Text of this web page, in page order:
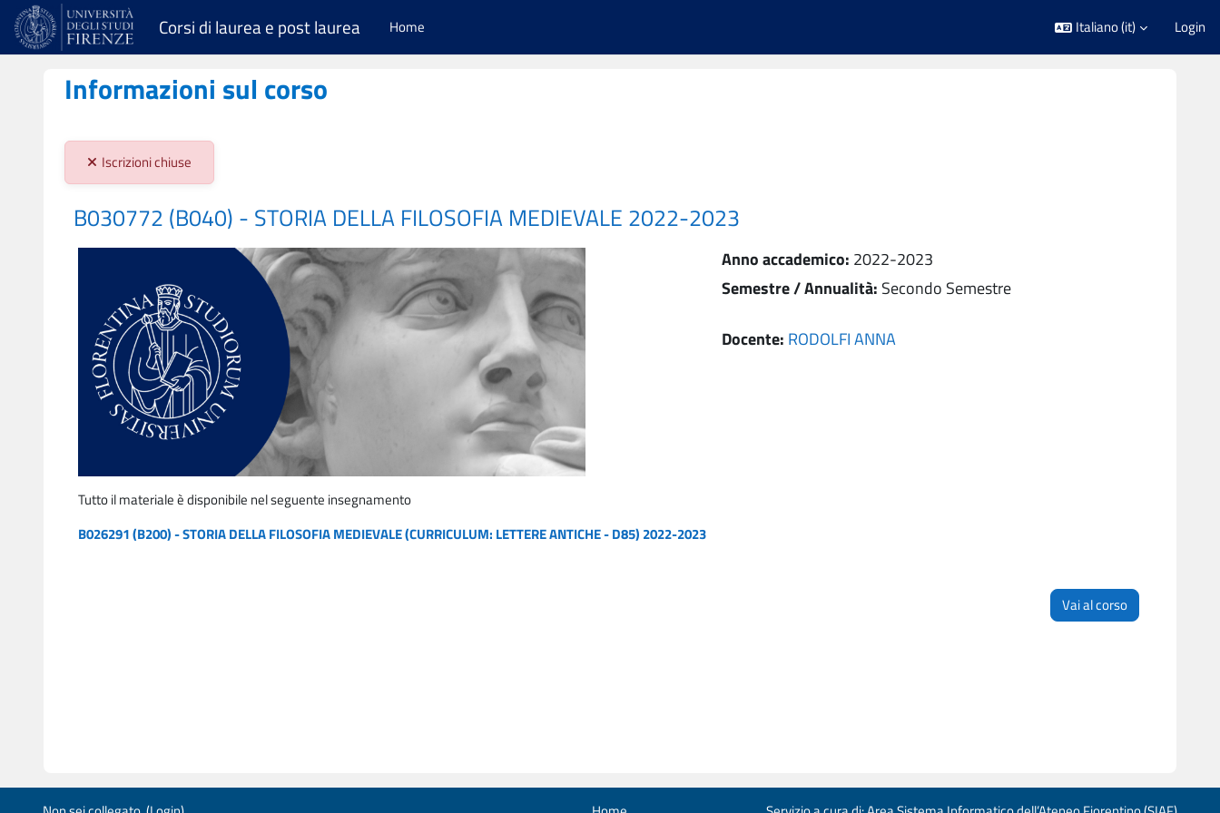
Vai al contenuto principale
Corsi di laurea e post laurea Home Italiano ‎(it)‎ Login
Informazioni sul corso
Stato iscrizioni:
Iscrizioni chiuse
B030772 (B040) - STORIA DELLA FILOSOFIA MEDIEVALE 2022-2023
Tutto il materiale è disponibile nel seguente insegnamento
B026291 (B200) - STORIA DELLA FILOSOFIA MEDIEVALE (CURRICULUM: LETTERE ANTICHE - D85) 2022-2023
Anno accademico: 2022-2023
Semestre / Annualità: Secondo Semestre
Docente: RODOLFI ANNA
Vai al corso